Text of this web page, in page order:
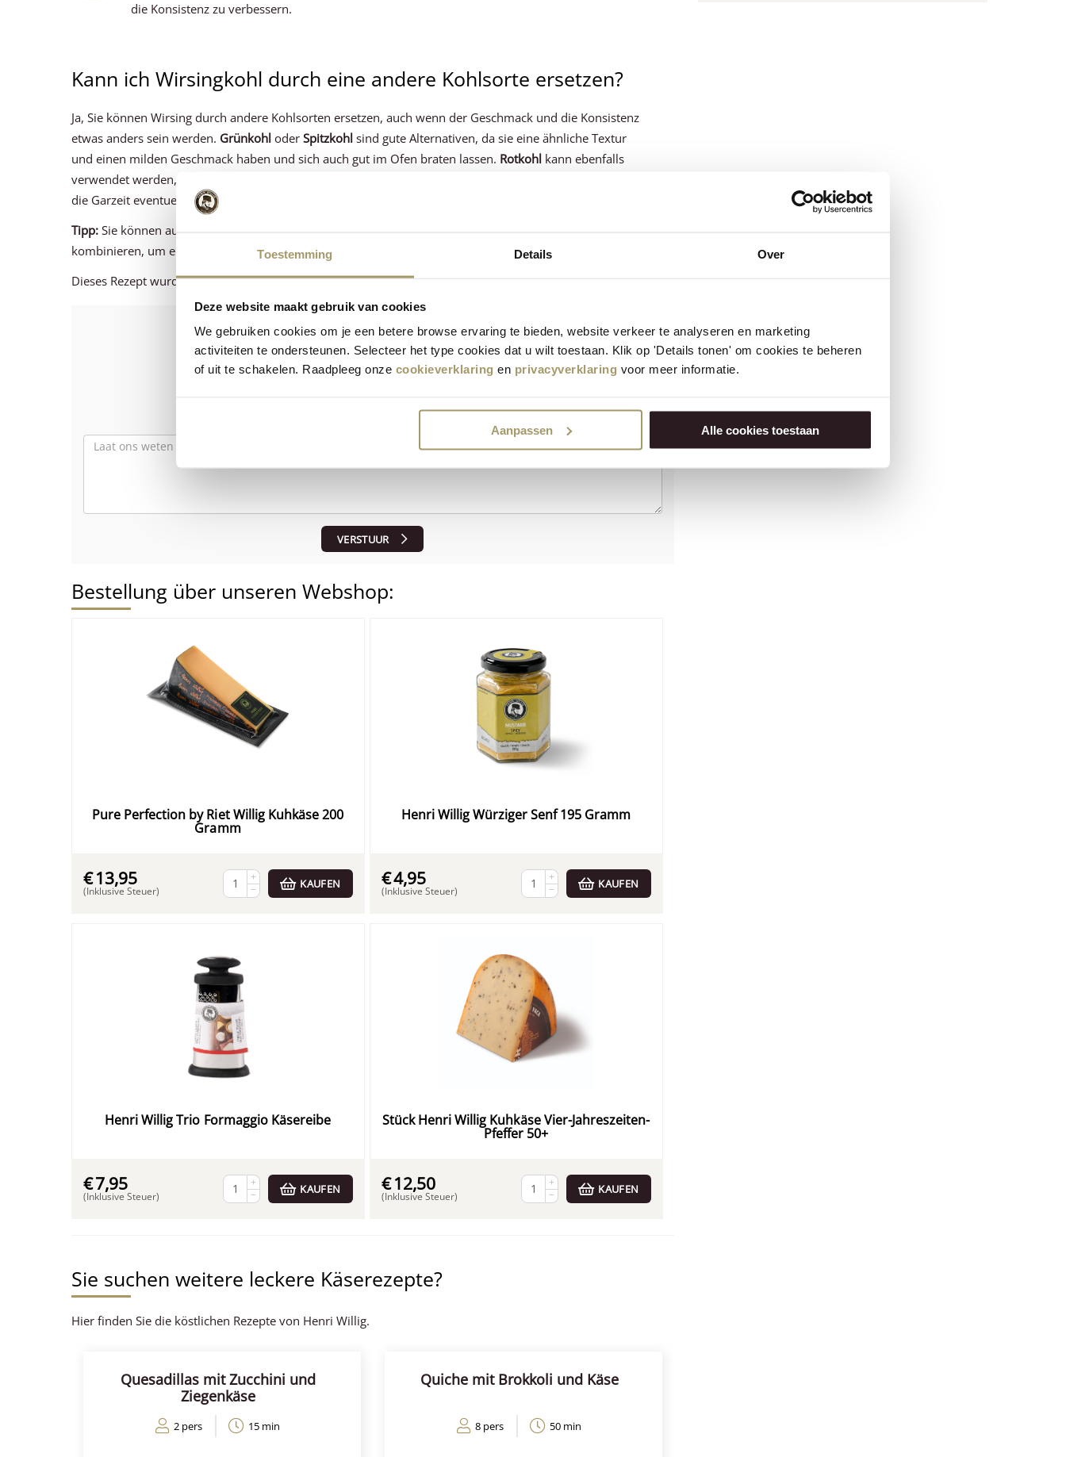
Toestemming Details Over
Deze website maakt gebruik van cookies
We gebruiken cookies om je een betere browse ervaring te bieden, website verkeer te analyseren en marketing
activiteiten te ondersteunen. Selecteer het type cookies dat u wilt toestaan. Klik op 'Details tonen' om cookies te beheren
of uit te schakelen. Raadpleeg onze cookieverklaring en privacyverklaring voor meer informatie.
Aanpassen Alle cookies toestaan
die Konsistenz zu verbessern.
Kann ich Wirsingkohl durch eine andere Kohlsorte ersetzen?
Ja, Sie können Wirsing durch andere Kohlsorten ersetzen, auch wenn der Geschmack und die Konsistenz
etwas anders sein werden. Grünkohl oder Spitzkohl sind gute Alternativen, da sie eine ähnliche Textur
und einen milden Geschmack haben und sich auch gut im Ofen braten lassen. Rotkohl kann ebenfalls
verwendet werden, hat aber eine festere Textur und einen etwas süßeren Geschmack; bedenken Sie, dass
die Garzeit eventuell etwas länger sein muss, um die gleiche Zartheit zu erreichen.
Tipp:Sie können auch einen anderen Gouda-Käse wählen oder verschiedene Käsesorten miteinander
kombinieren, um einen komplexeren Geschmack zu erzielen.
Dieses Rezept wurde vonCulineakreiert.
Ist das Rezept gelungen?
Lassen Sie uns wissen, was Sie davon halten!
VERSTUUR
Bestellung über unseren Webshop:
Pure Perfection by Riet Willig Kuhkäse 200
Gramm
€13,95
(Inklusive Steuer)
+
−
KAUFEN
Henri Willig Würziger Senf 195 Gramm
€4,95
(Inklusive Steuer)
+
−
KAUFEN
Henri Willig Trio Formaggio Käsereibe
€7,95
(Inklusive Steuer)
+
−
KAUFEN
Stück Henri Willig Kuhkäse Vier-Jahreszeiten-
Pfeffer 50+
€12,50
(Inklusive Steuer)
+
−
KAUFEN
Sie suchen weitere leckere Käserezepte?
Hier finden Sie die köstlichen Rezepte von Henri Willig.
Quesadillas mit Zucchini und
Ziegenkäse
2 pers 15 min
Quiche mit Brokkoli und Käse
8 pers 50 min